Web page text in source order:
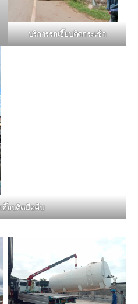
บริการรถเฮี๊ยบติดกระเช้า
ฮี๊ยบติดมือคีบ